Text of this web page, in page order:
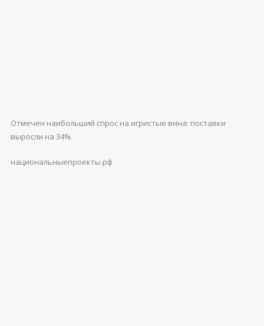
Отмечен наибольший спрос на игристые вина: поставки
выросли на 34%.
национальныепроекты.рф